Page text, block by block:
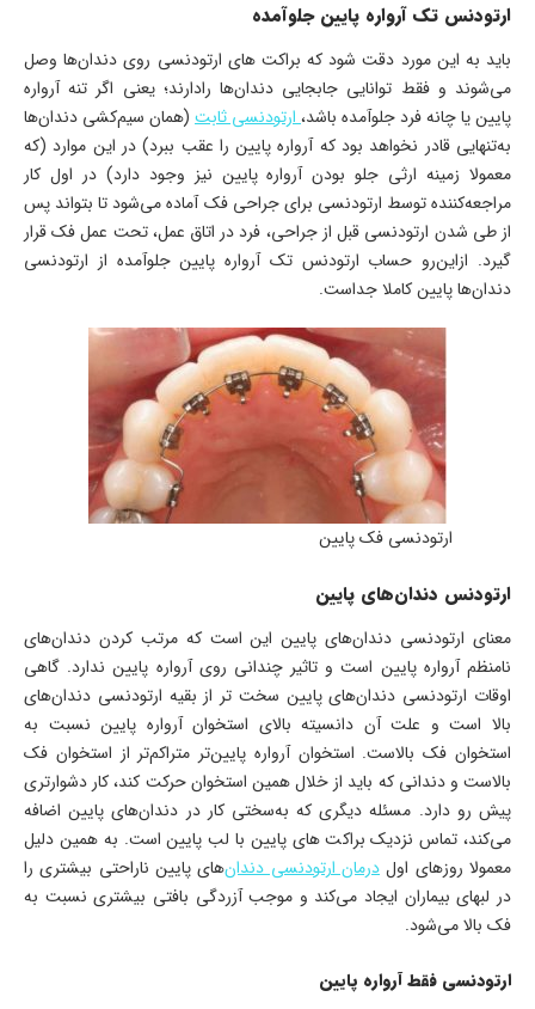
ارتودنس تک آرواره پایین جلوآمده
باید به این مورد دقت شود که براکت های ارتودنسی روی دندان‌ها وصل
می‌شوند و فقط توانایی جابجایی دندان‌ها رادارند؛ یعنی اگر تنه آرواره
پایین یا چانه فرد جلوآمده باشد،ارتودنسی ثابت (همان سیم‌کشی دندان‌ها
به‌تنهایی قادر نخواهد بود که آرواره پایین را عقب ببرد) در این موارد (که
معمولا زمینه ارثی جلو بودن آرواره پایین نیز وجود دارد) در اول کار
مراجعه‌کننده توسط ارتودنسی برای جراحی فک آماده می‌شود تا بتواند پس
از طی شدن ارتودنسی قبل از جراحی، فرد در اتاق عمل، تحت عمل فک قرار
گیرد. ازاین‌رو حساب ارتودنس تک آرواره پایین جلوآمده از ارتودنسی
دندان‌ها پایین کاملا جداست.
ارتودنسی فک پایین
ارتودنس دندان‌های پایین
معنای ارتودنسی دندان‌های پایین این است که مرتب کردن دندان‌های
نامنظم آرواره پایین است و تاثیر چندانی روی آرواره پایین ندارد. گاهی
اوقات ارتودنسی دندان‌های پایین سخت تر از بقیه ارتودنسی دندان‌های
بالا است و علت آن دانسیته بالای استخوان آرواره پایین نسبت به
استخوان فک بالاست. استخوان آرواره پایین‌تر متراکم‌تر از استخوان فک
بالاست و دندانی که باید از خلال همین استخوان حرکت کند، کار دشوارتری
پیش رو دارد. مسئله دیگری که به‌سختی کار در دندان‌های پایین اضافه
می‌کند، تماس نزدیک براکت های پایین با لب پایین است. به همین دلیل
معمولا روزهای اول درمان ارتودنسی دندان‌های پایین ناراحتی بیشتری را
در لب­های بیماران ایجاد می‌کند و موجب آزردگی بافتی بیشتری نسبت به
فک بالا می‌شود.
ارتودنسی فقط آرواره پایین